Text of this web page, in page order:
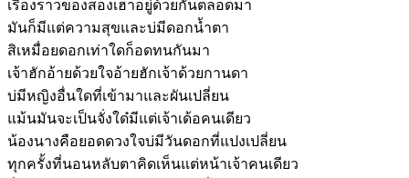
เรื่องราวของสองเฮาอยู่ด้วยกันตลอดมา
มันก็มีแต่ความสุขและบ่มีดอกน้ำตา
สิเหมื่อยดอกเท่าใดก็อดทนกันมา
เจ้าฮักอ้ายด้วยใจอ้ายฮักเจ้าด้วยกานดา
บ่มีหญิงอื่นใดที่เข้ามาและผันเปลี่ยน
แม้นมันจะเป็นจั่งใด๋มีแต่เจ้าเด้อคนเดียว
น้องนางคือยอดดวงใจบ่มีวันดอกที่แปงเปลี่ยน
ทุกครั้งที่นอนหลับตาคิดเห็นแต่หน้าเจ้าคนเดียว